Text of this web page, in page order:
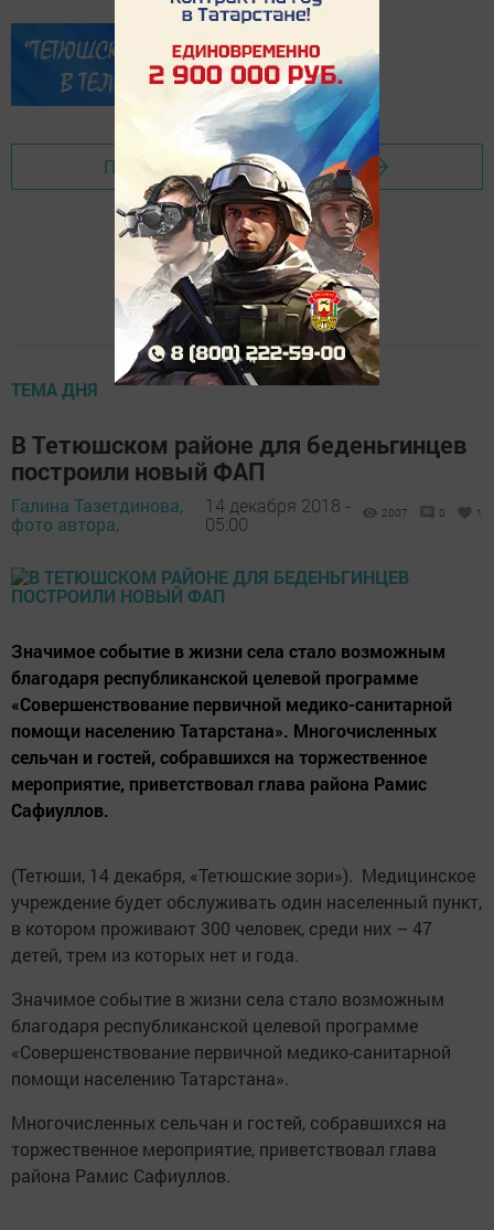
Перейти на страницу новости
ТЕМА ДНЯ
В Тетюшском районе для беденьгинцев
построили новый ФАП
Галина Тазетдинова,
фото автора,
14 декабря 2018 -
05:00
2007 0 1
Значимое событие в жизни села стало возможным
благодаря республиканской целевой программе
«Совершенствование первичной медико-санитарной
помощи населению Татарстана». Многочисленных
сельчан и гос­тей, собравшихся на торжес­т­венное
мероприятие, приветствовал глава района Рамис
Сафиуллов.
(Тетюши, 14 декабря, «Тетюшские зори»). Медицинское
учреждение будет обслуживать один населенный пункт,
в котором проживают 300 человек, среди них – 47
детей, трем из которых нет и года.
Значимое событие в жизни села стало возможным
благодаря республиканской целевой программе
«Совершенствование первичной медико-санитарной
помощи населению Татарстана».
Многочисленных сельчан и гос­тей, собравшихся на
торжес­т­венное мероприятие, приветствовал глава
района Рамис Сафиуллов.